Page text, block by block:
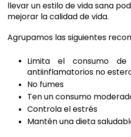
llevar un estilo de vida sana
mejorar la calidad de vida.
Agrupamos las siguientes
antiinflamatorios no
No fumes
Ten un consumo
Controla el estrés
Mantén una dieta